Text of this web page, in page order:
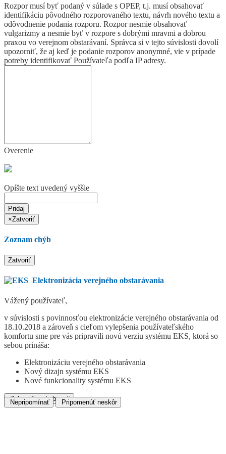
Rozpor musí byť podaný v súlade s OPEP, t.j. musí obsahovať
identifikáciu pôvodného rozporovaného textu, návrh nového textu a
odôvodnenie podania rozporu. Rozpor nesmie obsahovať
vulgarizmy a nesmie byť v rozpore s dobrými mravmi a dobrou
praxou vo verejnom obstarávaní. Správca si v tejto súvislosti dovolí
upozorniť, že aj keď je podanie rozporov anonymné, vie v prípade
potreby identifikovať Používateľa podľa IP adresy.
Overenie
Opíšte text uvedený vyššie
Pridaj
×Zatvoriť
Zoznam chýb
Zatvoriť
Elektronizácia verejného obstarávania
Vážený používateľ,
v súvislosti s povinnosťou elektronizácie verejného obstarávania od
18.10.2018 a zároveň s cieľom vylepšenia používateľského
komfortu sme pre vás pripravili novú verziu systému EKS, ktorá so
sebou prináša:
Elektronizáciu verejného obstarávania
Nový dizajn systému EKS
Nové funkcionality systému EKS
Zobraziť podrobnosti
Nepripomínať Pripomenúť neskôr